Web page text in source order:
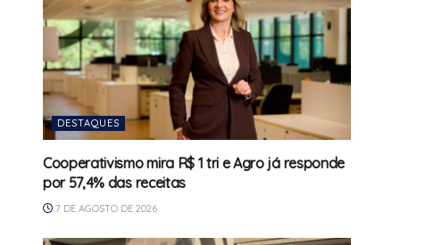
DESTAQUES
Cooperativismo mira R$ 1 tri e Agro já responde
por 57,4% das receitas
7 DE AGOSTO DE 2026